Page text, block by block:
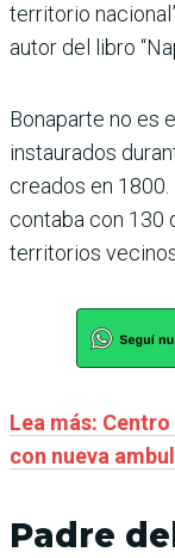
territorio
autor del libro
Bonaparte no es
instaurados
creados en
contaba con 130
territorios
Lea más:
con nueva
Padre